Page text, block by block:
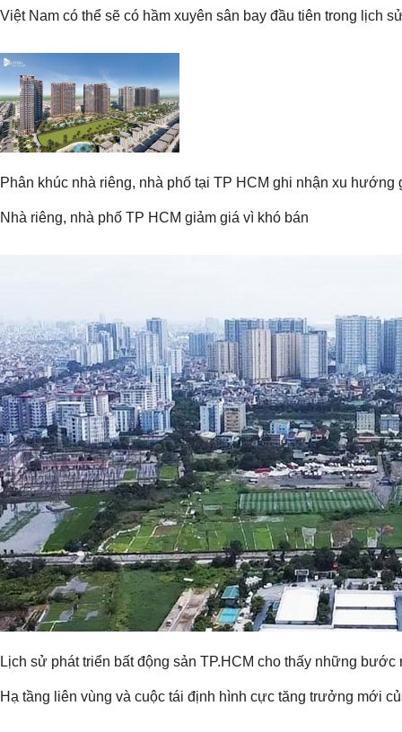
Việt Nam có thể sẽ có hầm xuyên sân bay đầu tiên trong lịch
Phân khúc nhà riêng, nhà phố tại TP HCM ghi nhận xu
Nhà riêng, nhà phố TP HCM giảm giá vì khó bán
Lịch sử phát triển bất động sản TP.HCM cho thấy những
Hạ tầng liên vùng và cuộc tái định hình cực tăng trưởng mới